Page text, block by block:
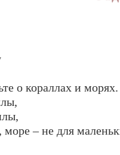
о кораллах и морях.
– не для